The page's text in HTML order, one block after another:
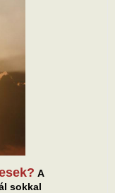
A
sokkal